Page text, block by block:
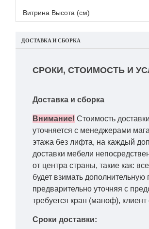
Витрина Высота (см)
ДОСТАВКА И СБОРКА
СРОКИ, СТОИМОСТЬ И
Доставка и сборка
Внимание! Стоимость
уточняется с менеджерами
этажа без лифта, на каждый
доставки мебели
от центра страны, такие как:
будет взимать
предварительно уточняя с
требуется кран (маноф), клиент
Сроки доставки: